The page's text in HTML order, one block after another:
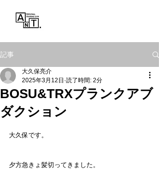
記事
BOSU&TRXプランクアブ
ダクション
大久保亮介
2025年3月12日 読了時間: 2分
大久保です。
夕方急きょ髪切ってきました。